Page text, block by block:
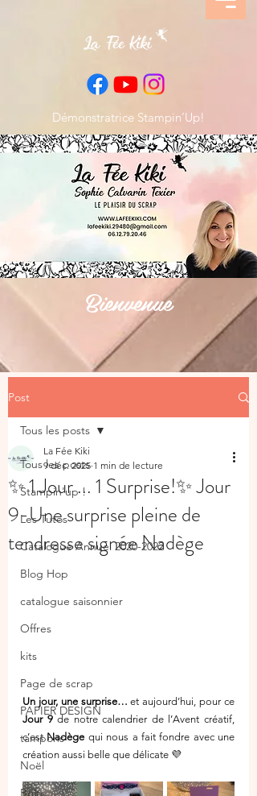
Démonstratrice Stampin’Up!
Bienvenue
Post
Tous les posts
Stampin'up !
Les Tutos
Catalogue Annuel 2020-2022
Blog Hop
catalogue saisonnier
Offres
kits
Page de scrap
PAPIER DESIGN
tampons
Noël
Boîte
Tous les posts
✨ 1 Jour ... 1 Surprise!✨ Jour
9-Une surprise pleine de
tendresse signée Nadège
La Fée Kiki
9 déc. 2025 1 min de lecture
Un jour, une surprise…
Jour 9 de notre calendrier de l’Avent créatif,
c’est Nadège qui nous a fait fondre avec une
création aussi belle que délicate 💜